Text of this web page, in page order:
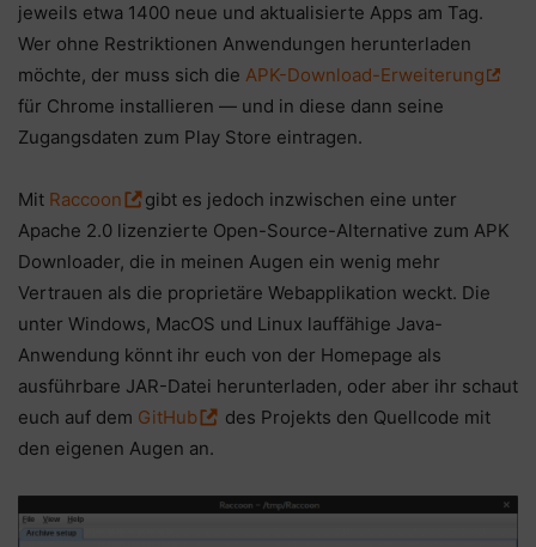
jeweils etwa 1400 neue und aktualisierte Apps am Tag.
Wer ohne Restriktionen Anwendungen herunterladen
möchte, der muss sich die APK-Download-Erweiterung
für Chrome installieren — und in diese dann seine
Zugangsdaten zum Play Store eintragen.
Mit Raccoon
gibt es jedoch inzwischen eine unter
Apache 2.0 lizenzierte Open-Source-Alternative zum APK
Downloader, die in meinen Augen ein wenig mehr
Vertrauen als die proprietäre Webapplikation weckt. Die
unter Windows, MacOS und Linux lauffähige Java-
Anwendung könnt ihr euch von der Homepage als
ausführbare JAR-Datei herunterladen, oder aber ihr schaut
euch auf dem GitHub
des Projekts den Quellcode mit
den eigenen Augen an.